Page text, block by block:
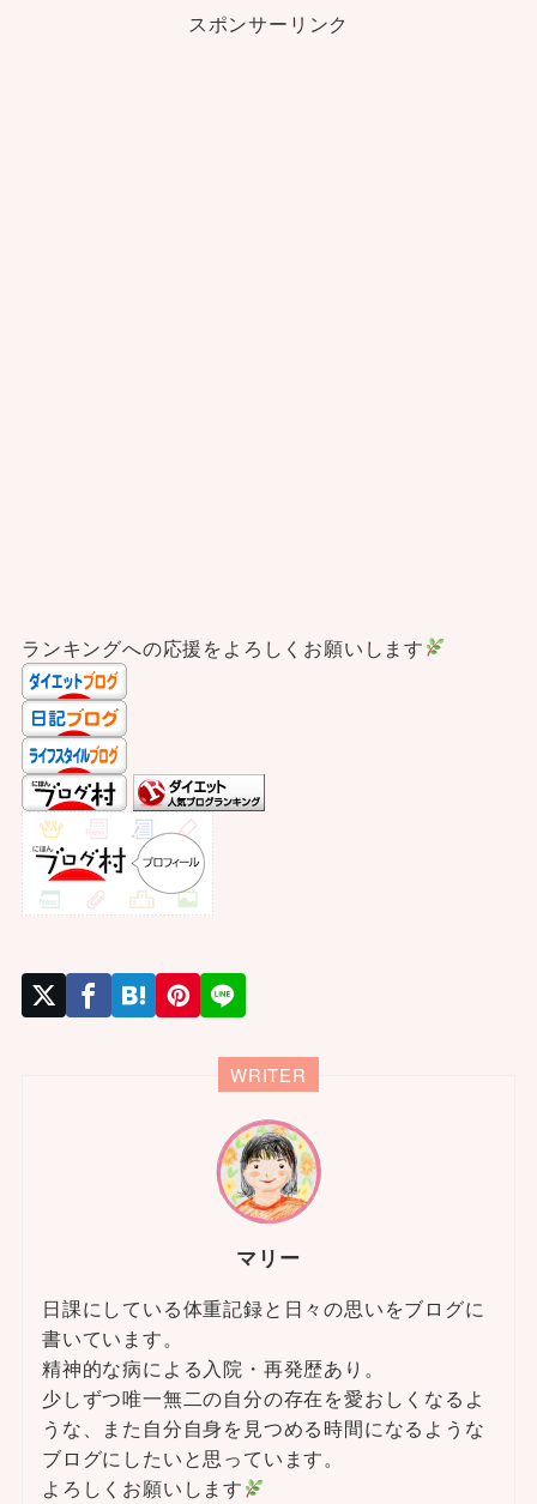
スポンサーリンク
ランキングへの応援をよろしくお願いします
WRITER
マリー
日課にしている体重記録と日々の思いをブログに
書いています。
精神的な病による入院・再発歴あり。
少しずつ唯一無二の自分の存在を愛おしくなるよ
うな、また自分自身を見つめる時間になるような
ブログにしたいと思っています。
よろしくお願いします